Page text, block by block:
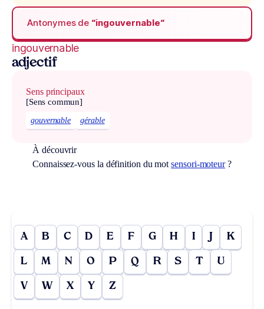
Antonymes de “ingouvernable“
ingouvernable
adjectif
Sens principaux
[Sens commun]
gouvernable gérable
À découvrir
Connaissez-vous la définition du motsensori-moteur?
A B C D E F G H I J K
L M N O P Q R S T U
V W X Y Z